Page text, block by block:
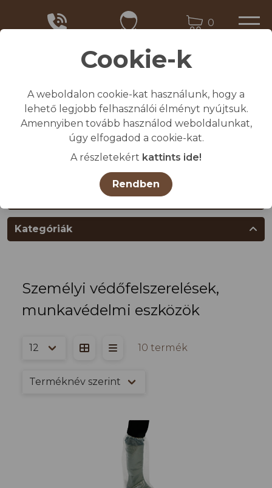
0
Kezdőlap
Összes termék
MUNKAVÉDELMI TERMÉKEK
Termékcsoportok
Kategóriák
Személyi védőfelszerelések,
munkavédelmi eszközök
10 termék
Cookie-k
A weboldalon cookie-kat használunk, hogy a
lehető legjobb felhasználói élményt nyújtsuk.
Amennyiben tovább használod weboldalunkat,
úgy elfogadod a cookie-kat.
A részletekért kattints ide!
Rendben